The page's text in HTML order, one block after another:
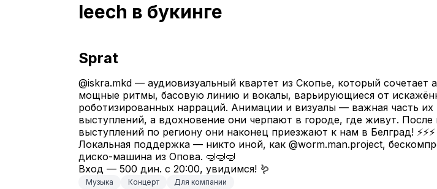
leech в букинге
Sprat
@iskra.mkd — аудиовизуальный квартет из Скопье, который сочетает
мощные ритмы, басовую линию и вокалы, варьирующиеся от
роботизированных нарраций. Анимации и визуалы — важная часть
выступлений, а вдохновение они черпают в городе, где живут. После
выступлений по региону они наконец приезжают к нам в Белград! ⚡️⚡️⚡️
Локальная поддержка — никто иной, как @worm.man.project,
диско-машина из Опова. 🤿🤿🤿
Вход — 500 дин. с 20:00, увидимся! 🪱
Музыка Концерт Для компании